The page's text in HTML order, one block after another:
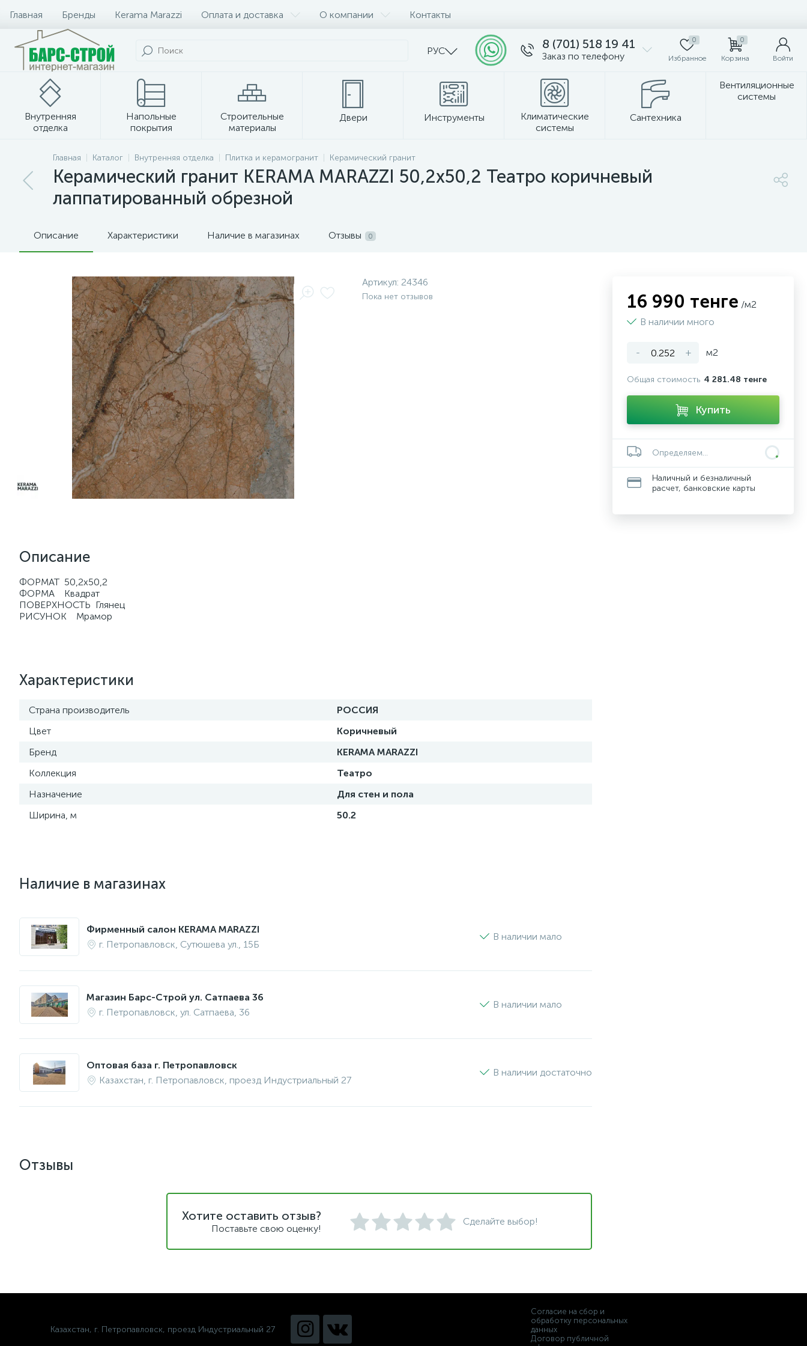
Главная Бренды Kerama Marazzi Оплата и доставка О компании Контакты
РУС 8 (701) 518 19 41
Заказ по телефону
0
Избранное
0
Корзина Войти
Внутренняя
отделка
Напольные
покрытия
Строительные
материалы
Двери Инструменты
Климатические
системы
Сантехника
Вентиляционные
системы
Плитка и керамогранит
Главная Каталог Внутренняя отделка Плитка и керамогранит Керамический гранит
Керамический гранит KERAMA MARAZZI 50,2х50,2 Театро коричневый
лаппатированный обрезной
Описание Характеристики Наличие в магазинах Отзывы 0
Артикул: 24346
Пока нет отзывов
Описание
ФОРМАТ 50,2x50,2
ФОРМА Квадрат
ПОВЕРХНОСТЬ Глянец
РИСУНОК Мрамор
Характеристики
Страна производитель
РОССИЯ
Цвет
Коричневый
Бренд
KERAMA MARAZZI
Коллекция
Театро
Назначение
Для стен и пола
Ширина, м
50.2
Наличие в магазинах
Фирменный салон KERAMA MARAZZI
г. Петропавловск, Сутюшева ул., 15Б
В наличии мало
Магазин Барс-Строй ул. Сатпаева 36
г. Петропавловск, ул. Сатпаева, 36
В наличии мало
Оптовая база г. Петропавловск
Казахстан, г. Петропавловск, проезд Индустриальный 27
В наличии достаточно
16 990 тенге /м2
В наличии много
- + м2
Общая стоимость 4 281.48 тенге
Купить
Определяем...
Наличный и безналичный
расчет, банковские карты
Отзывы
Хотите оставить отзыв?
Поставьте свою оценку!
Сделайте выбор!
Казахстан, г. Петропавловск, проезд Индустриальный 27
Согласие на сбор и
обработку персональных
данных
Договор публичной